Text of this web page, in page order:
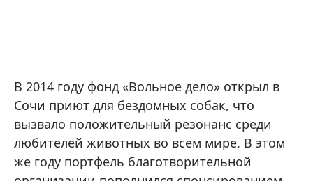
В 2014 году фонд «Вольное дело» открыл в
Сочи приют для бездомных собак, что
вызвало положительный резонанс среди
любителей животных во всем мире. В этом
же году портфель благотворительной